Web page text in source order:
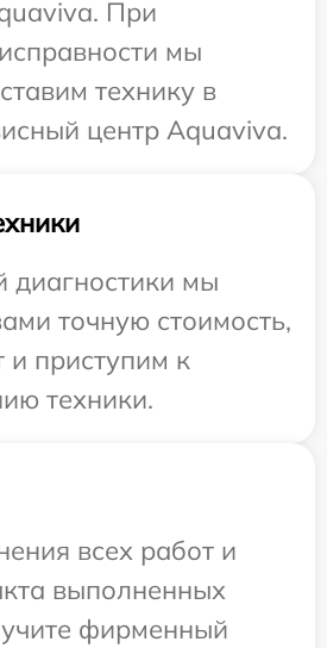
При
мы
технику в
центр Aquaviva.
диагностики мы
точную стоимость,
и приступим к
техники.
всех работ и
выполненных
фирменный